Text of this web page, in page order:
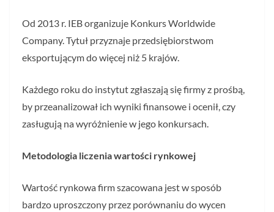
Od 2013 r. IEB organizuje Konkurs Worldwide
Company. Tytuł przyznaje przedsiębiorstwom
eksportującym do więcej niż 5 krajów.
Każdego roku do instytut zgłaszają się firmy z prośbą,
by przeanalizował ich wyniki finansowe i ocenił, czy
zasługują na wyróżnienie w jego konkursach.
Metodologia liczenia wartości rynkowej
Wartość rynkowa firm szacowana jest w sposób
bardzo uproszczony przez porównaniu do wycen